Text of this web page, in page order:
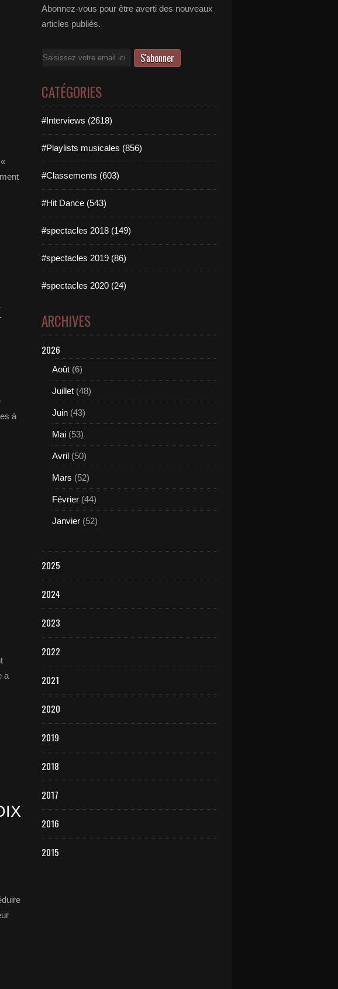
à
a
Abonnez-vous pour être averti des nouveaux
articles publiés.
Email
CATÉGORIES
#Interviews (2618)
#Playlists musicales (856)
#Classements (603)
#Hit Dance (543)
#spectacles 2018 (149)
#spectacles 2019 (86)
#spectacles 2020 (24)
ARCHIVES
2026
Août (6)
Juillet (48)
Juin (43)
Mai (53)
Avril (50)
Mars (52)
Février (44)
Janvier (52)
2025
2024
2023
2022
2021
2020
2019
2018
2017
2016
2015